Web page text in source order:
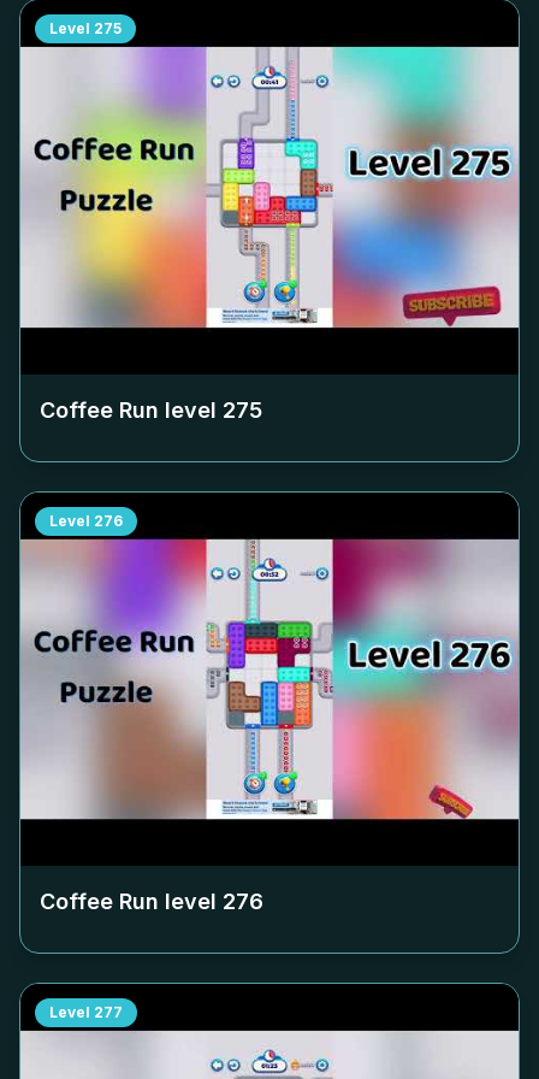
Level 275
Coffee Run level 275
Level 276
Coffee Run level 276
Level 277